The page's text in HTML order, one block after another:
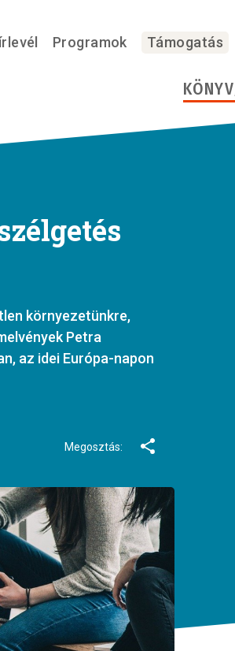
Programok Támogatás
környezetünkre,
Petra
az idei Európa-napon
Megosztás: